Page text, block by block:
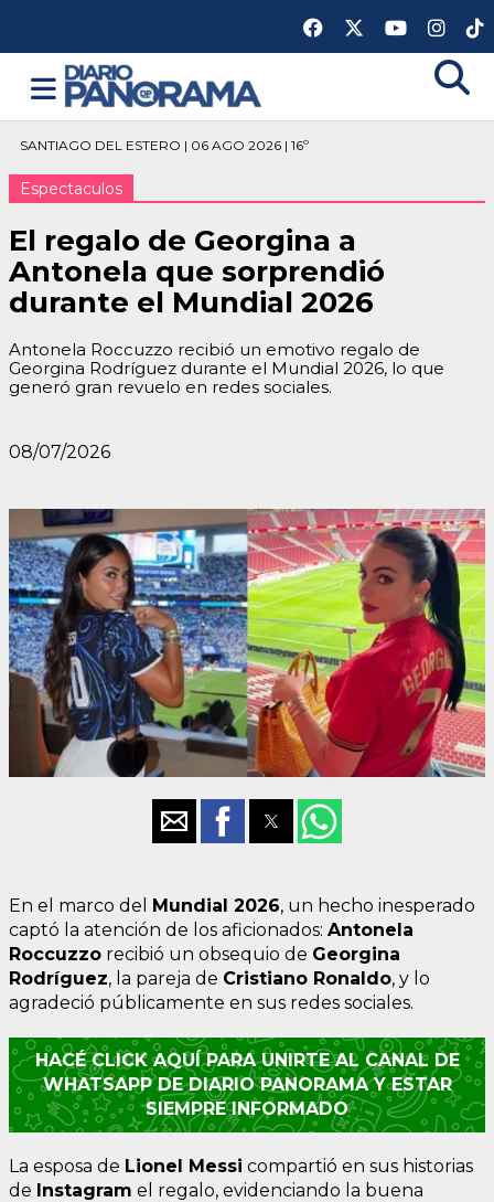
SANTIAGO DEL ESTERO | 06 AGO 2026 | 16º
Espectaculos
El regalo de Georgina a
Antonela que sorprendió
durante el Mundial 2026
Antonela Roccuzzo recibió un emotivo regalo de
Georgina Rodríguez durante el Mundial 2026, lo que
generó gran revuelo en redes sociales.
08/07/2026
En el marco del Mundial 2026, un hecho inesperado
captó la atención de los aficionados: Antonela
Roccuzzo recibió un obsequio de Georgina
Rodríguez, la pareja de Cristiano Ronaldo, y lo
agradeció públicamente en sus redes sociales.
HACÉ CLICK AQUÍ PARA UNIRTE AL CANAL DE
WHATSAPP DE DIARIO PANORAMA Y ESTAR
SIEMPRE INFORMADO
La esposa de Lionel Messi compartió en sus historias
de Instagram el regalo, evidenciando la buena